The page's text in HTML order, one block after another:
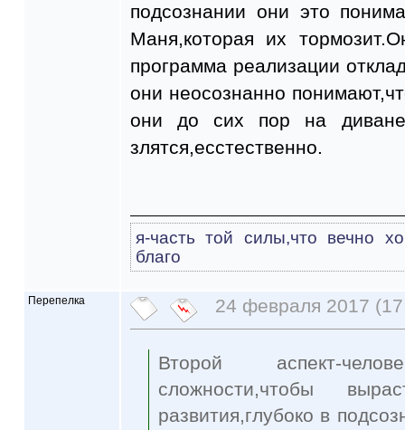
подсознании они это
Маня,которая их
программа реализации
они неосознанно
они до сих пор на
злятся,есстественно.
я-часть той силы,что вечно
благо
Перепелка 24 февраля 2017
Второй аспект-
сложности,чтобы
развития,глубоко в